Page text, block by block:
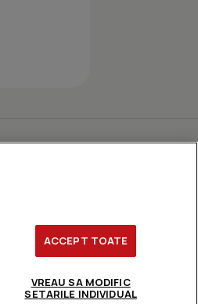
ACCEPT TOATE
VREAU SA MODIFIC
SETARILE INDIVIDUAL